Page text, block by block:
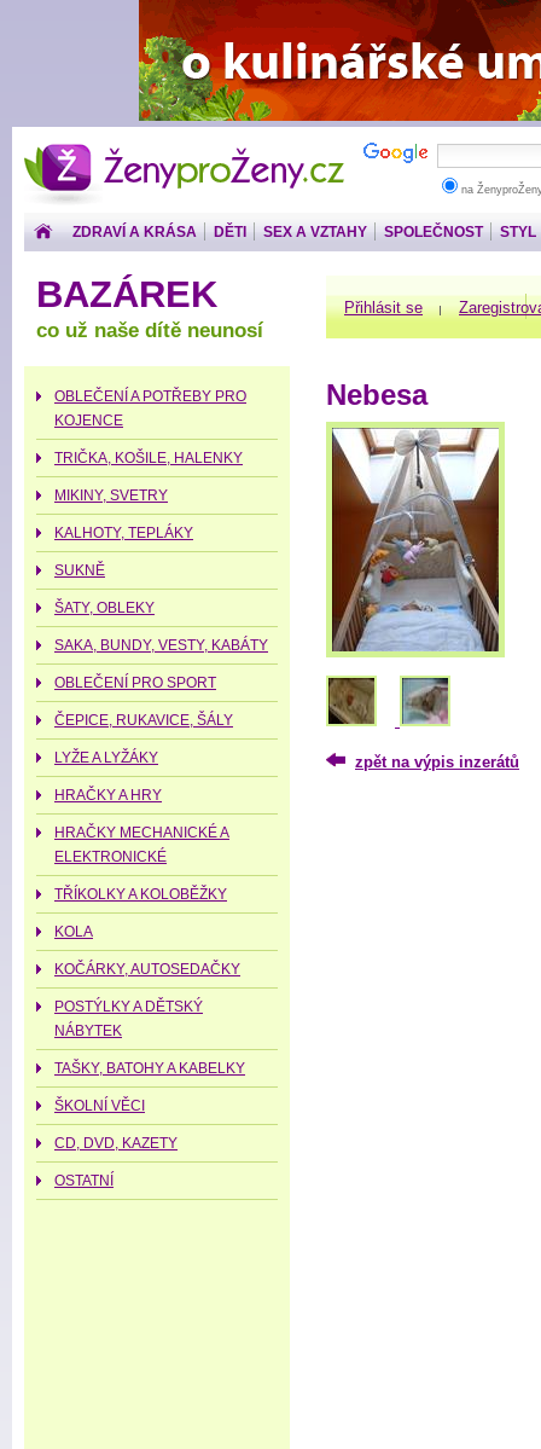
ŽenyproŽeny.cz
na
ZDRAVÍ A KRÁSA DĚTI SEX A VZTAHY SPOLEČNOST STYL
Přihlásit se
Nebesa
zpět na výpis inzerátů
BAZÁREK
co už naše dítě neunosí
OBLEČENÍ A POTŘEBY PRO
KOJENCE
TRIČKA, KOŠILE, HALENKY
MIKINY, SVETRY
KALHOTY, TEPLÁKY
SUKNĚ
ŠATY, OBLEKY
SAKA, BUNDY, VESTY, KABÁTY
OBLEČENÍ PRO SPORT
ČEPICE, RUKAVICE, ŠÁLY
LYŽE A LYŽÁKY
HRAČKY A HRY
HRAČKY MECHANICKÉ A
ELEKTRONICKÉ
TŘÍKOLKY A KOLOBĚŽKY
KOLA
KOČÁRKY, AUTOSEDAČKY
POSTÝLKY A DĚTSKÝ
NÁBYTEK
TAŠKY, BATOHY A KABELKY
ŠKOLNÍ VĚCI
CD, DVD, KAZETY
OSTATNÍ